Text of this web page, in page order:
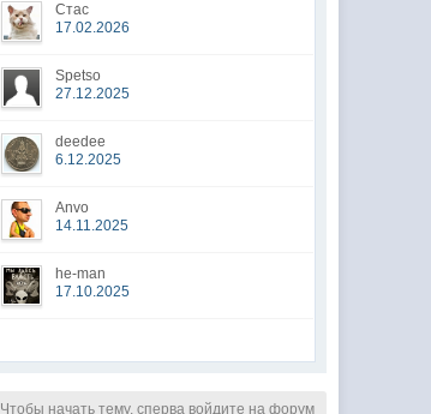
Стас
17.02.2026
Spetso
27.12.2025
deedee
6.12.2025
Anvo
14.11.2025
he-man
17.10.2025
Чтобы начать тему, сперва войдите на форум